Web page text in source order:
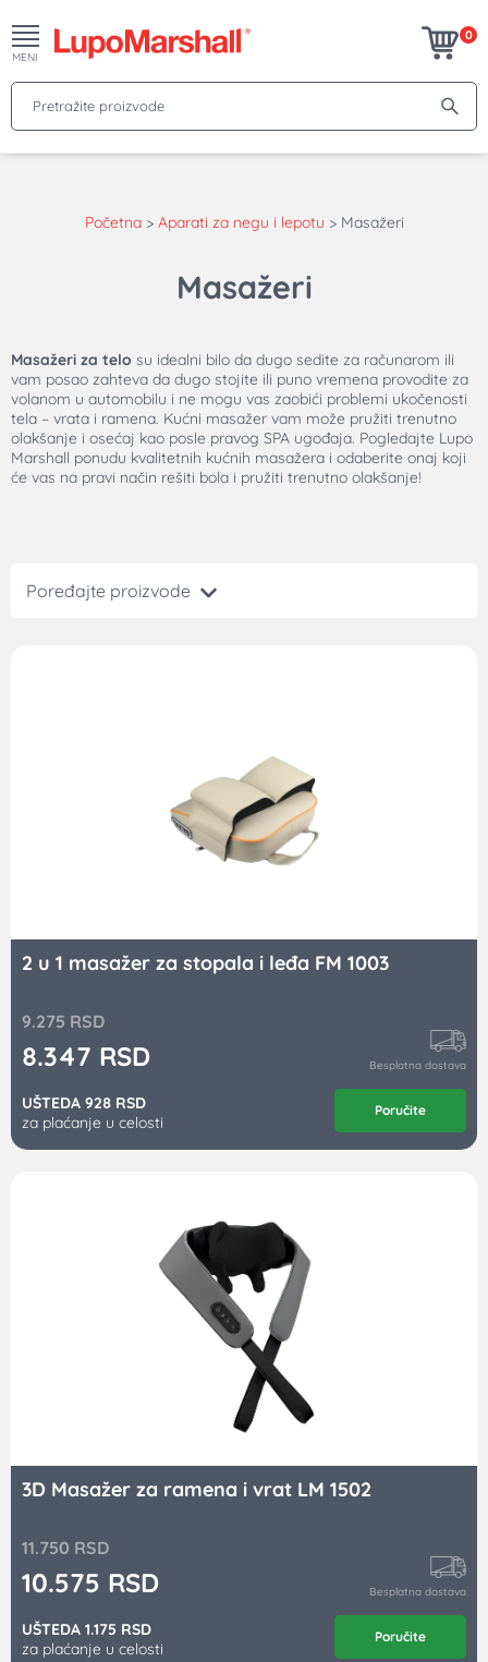
MENI
0
Pretražite proizvode
Početna > Aparati za negu i lepotu > Masažeri
Masažeri
Masažeri za telo su idealni bilo da dugo sedite za računarom ili
vam posao zahteva da dugo stojite ili puno vremena provodite za
volanom u automobilu i ne mogu vas zaobići problemi ukočenosti
tela – vrata i ramena. Kućni masažer vam može pružiti trenutno
olakšanje i osećaj kao posle pravog SPA ugođaja. Pogledajte Lupo
Marshall ponudu kvalitetnih kućnih masažera i odaberite onaj koji
će vas na pravi način rešiti bola i pružiti trenutno olakšanje!
Poređajte proizvode
2 u 1 masažer za stopala i leđa FM 1003
9.275 RSD
8.347 RSD Besplatna dostava
UŠTEDA 928 RSD
za plaćanje u celosti
Poručite
3D Masažer za ramena i vrat LM 1502
11.750 RSD
10.575 RSD Besplatna dostava
UŠTEDA 1.175 RSD
za plaćanje u celosti
Poručite